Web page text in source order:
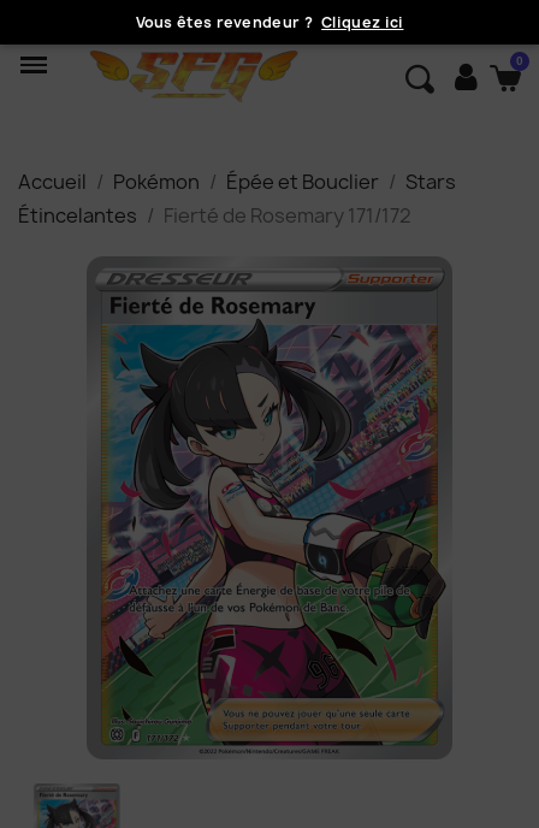
Vous êtes revendeur ? Cliquez ici
Accueil Pokémon Épée et Bouclier
Stars
Étincelantes
Fierté de Rosemary 171/172